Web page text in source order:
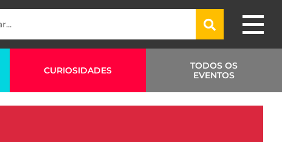
CURIOSIDADES
TODOS OS
EVENTOS